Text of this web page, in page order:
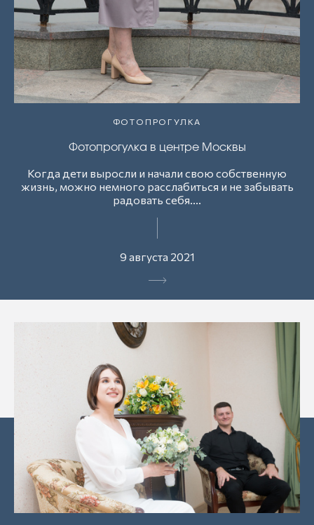
ФОТОПРОГУЛКА
Фотопрогулка в центре Москвы
Когда дети выросли и начали свою собственную
жизнь, можно немного расслабиться и не забывать
радовать себя....
9 августа 2021